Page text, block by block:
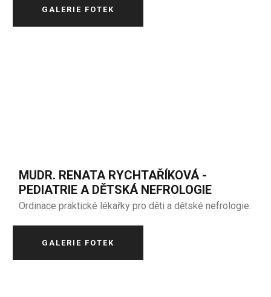
GALERIE FOTEK
MUDR. RENATA RYCHTAŘÍKOVÁ -
PEDIATRIE A DĚTSKÁ NEFROLOGIE
Ordinace praktické lékařky pro děti a dětské nefrologie.
GALERIE FOTEK